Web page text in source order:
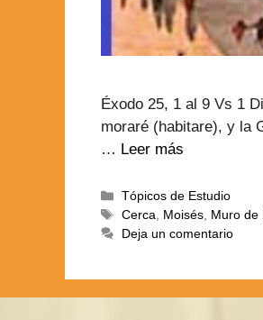
Éxodo 25, 1 al 9 Vs 1
moraré (habitare), y la
… Leer más
Tópicos de Estudio
Cerca, Moisés, Muro de
Deja un comentario